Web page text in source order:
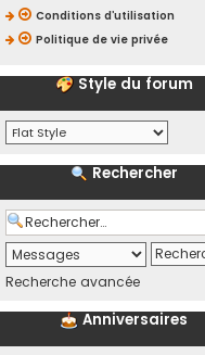
Conditions d’utilisation
Politique de vie privée
Style du forum
Rechercher
Recherche avancée
Anniversaires